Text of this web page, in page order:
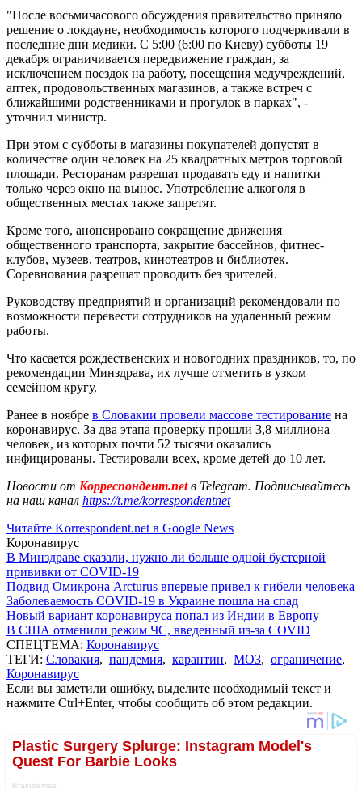
"После восьмичасового обсуждения правительство приняло
решение о локдауне, необходимость которого подчеркивали в
последние дни медики. С 5:00 (6:00 по Киеву) субботы 19
декабря ограничивается передвижение граждан, за
исключением поездок на работу, посещения медучреждений,
аптек, продовольственных магазинов, а также встреч с
ближайшими родственниками и прогулок в парках", -
уточнил министр.
При этом с субботы в магазины покупателей допустят в
количестве один человек на 25 квадратных метров торговой
площади. Ресторанам разрешат продавать еду и напитки
только через окно на вынос. Употребление алкоголя в
общественных местах также запретят.
Кроме того, анонсировано сокращение движения
общественного транспорта, закрытие бассейнов, фитнес-
клубов, музеев, театров, кинотеатров и библиотек.
Соревнования разрешат проводить без зрителей.
Руководству предприятий и организаций рекомендовали по
возможности перевести сотрудников на удаленный режим
работы.
Что касается рождественских и новогодних праздников, то, по
рекомендации Минздрава, их лучше отметить в узком
семейном кругу.
Ранее в ноябре в Словакии провели массове тестирование на
коронавирус. За два этапа проверку прошли 3,8 миллиона
человек, из которых почти 52 тысячи оказались
инфицированы. Тестировали всех, кроме детей до 10 лет.
Новости от Корреспондент.netв Telegram. Подписывайтесь
на наш канал https://t.me/korrespondentnet
Читайте Korrespondent.net в Google News
Коронавирус
В Минздраве сказали, нужно ли больше одной бустерной
прививки от COVID-19
Подвид Омикрона Arcturus впервые привел к гибели человека
Заболеваемость COVID-19 в Украине пошла на спад
Новый вариант коронавируса попал из Индии в Европу
В США отменили режим ЧС, введенный из-за COVID
СПЕЦТЕМА: Коронавирус
ТЕГИ: Словакия, пандемия, карантин, МОЗ, ограничение,
Коронавирус
Если вы заметили ошибку, выделите необходимый текст и
нажмите Ctrl+Enter, чтобы сообщить об этом редакции.